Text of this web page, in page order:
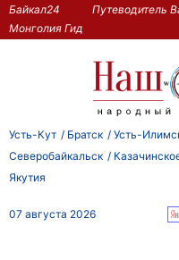
Байкал24 Путеводитель
Монголия Гид
Усть-Кут Братск Усть-
Северобайкальск
Якутия
07 августа 2026